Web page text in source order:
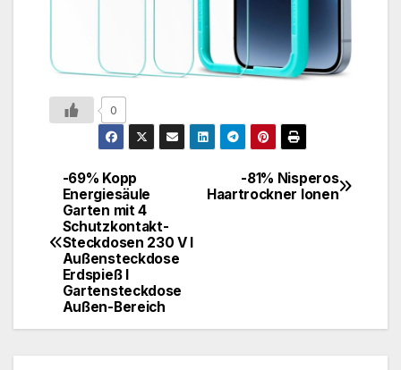
0
-81% Nisperos
Haartrockner Ionen
-69% Kopp
Energiesäule
Garten mit 4
Schutzkontakt-
Steckdosen 230 V I
Außensteckdose
Erdspieß I
Gartensteckdose
Außen-Bereich